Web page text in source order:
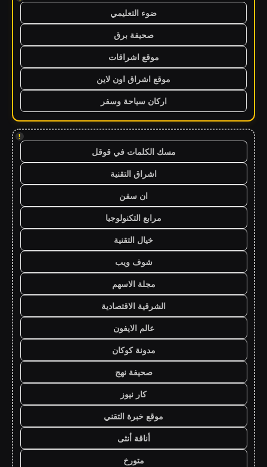
ضوء التعليمي
صحيفة برق
موقع اشراقات
موقع اشراق اون لاين
اركان سياحة وسفر
!
مسك الكلمات في قوقل
اشراق التقنية
ان سفن
مرابع التكنولوجيا
خيال التقنية
شوف ويب
مجلة الاسهم
الشرقية الاقتصادية
عالم الايفون
مدونة كوكان
صحيفة نهج
كار نيوز
موقع خبرة التقني
أناقة أنثى
متورخ